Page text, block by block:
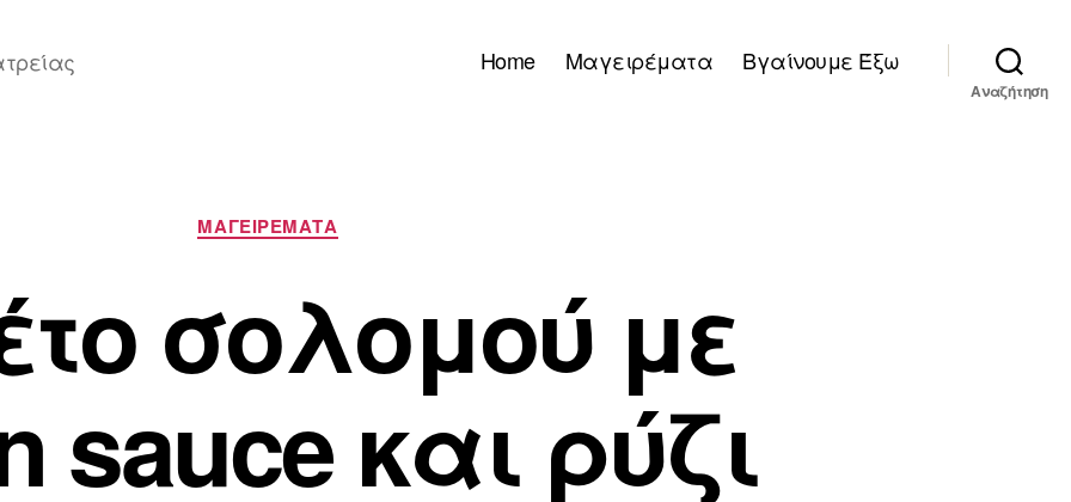
Home Μαγειρέματα Βγαίνουμε Έξω
Αναζήτηση
Κατηγορίες
ΜΑΓΕΙΡΕΜΑΤΑ
σολομού με
sauce και ρύζι